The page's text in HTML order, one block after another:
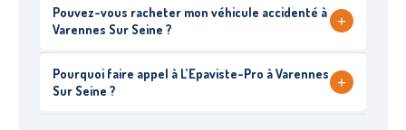
Pouvez-vous racheter mon véhicule accidenté à
Varennes Sur Seine ?
+
Pourquoi faire appel à L’Epaviste-Pro à Varennes
Sur Seine ?
+